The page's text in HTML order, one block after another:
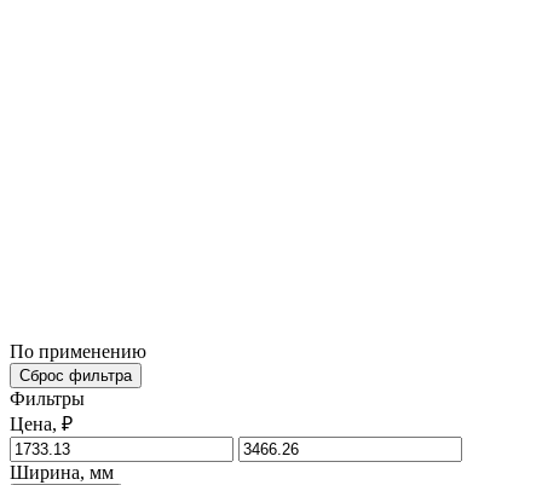
По применению
Сброс фильтра
Фильтры
Цена, ₽
Ширина, мм